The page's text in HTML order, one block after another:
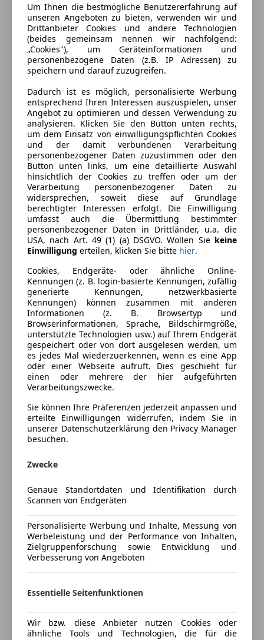
CO₂-Emissionen
0 g/km (komb.)
Ausstattung
Armlehne
Beheizbares Lenkrad
Berganfahrassistent
Einparkhilfe
Einparkhilfe Rückfahrkamera
Einparkhilfe Sensoren hinten
Einparkhilfe Sensoren vorne
Elektrische Fensterheber
Elektrische Seitenspiegel
Klimaanlage
Klimaautomatik
Lederlenkrad
Lichtsensor
Multifunktionslenkrad
Navigationssystem
Regensensor
Schlüssellose Zentralverriegelung
Sitzheizung
Start/Stop-Automatik
Tempomat
Unterhaltung/Media
Bluetooth
Bordcomputer
CD
Freisprecheinrichtung
Radio
ABS
Abstandstempomat
ESP
Isofix
LED-Scheinwerfer
Mehr anzeigen
Farbe und Innenausstattung
Außenfarbe
Weiß
Farbe laut Hersteller
Arctic White - weiß
Lackierung
Metallic
Farbe der
Innenausstattung
Schwarz
Innenausstattung Stoff
Fahrzeugbeschreibung
Dab Tuner, KEYLESS-GO, Adaptive Brake mit
Berganfahrtshilfe, Antischlupfregelung, Automatic,
Kindersitzbefestigung Isofix, Reifendruck-Kontrolle
Fahrzeug wird als Vorführwagen gefahren, daher
kann sich der Kilometerstand noch ändern.
Swoboda - Toyota
Profitieren Sie von den Swoboda Aktionspreisen an
Toyota Neu-/Vorführ- und Jungwagen auf unserer
Homepage.
Kontaktaufnahme, um die Verfügbarkeit des
ausgepriesenen Fahrzeuges am Standort
sicherzustellen.
Unsere Toyota Verkaufsberater:
447
Laakirchen (4664) - Herr Nikolas Trawöger - +43 (0)
Preisbewertung
Versicherung
anpassen
Um Ihnen die bestmögliche Benutzererfahrung auf
unseren Angeboten zu bieten, verwenden wir und
Drittanbieter Cookies und andere Technologien
(beides gemeinsam nennen wir nachfolgend:
„Cookies"), um Geräteinformationen und
personenbezogene Daten (z.B. IP Adressen) zu
speichern und darauf zuzugreifen.
Dadurch ist es möglich, personalisierte Werbung
entsprechend Ihren Interessen auszuspielen, unser
Angebot zu optimieren und dessen Verwendung zu
analysieren. Klicken Sie den Button unten rechts,
um dem Einsatz von einwilligungspflichten Cookies
und der damit verbundenen Verarbeitung
personenbezogener Daten zuzustimmen oder den
Button unten links, um eine detaillierte Auswahl
hinsichtlich der Cookies zu treffen oder um der
Verarbeitung personenbezogener Daten zu
widersprechen, soweit diese auf Grundlage
berechtigter Interessen erfolgt. Die Einwilligung
umfasst auch die Übermittlung bestimmter
personenbezogener Daten in Drittländer, u.a. die
USA, nach Art. 49 (1) (a) DSGVO. Wollen Sie keine
Einwilligung erteilen, klicken Sie bitte hier.
Cookies, Endgeräte- oder ähnliche Online-
Kennungen (z. B. login-basierte Kennungen, zufällig
generierte Kennungen, netzwerkbasierte
Kennungen) können zusammen mit anderen
Informationen (z. B. Browsertyp und
Browserinformationen, Sprache, Bildschirmgröße,
unterstützte Technologien usw.) auf Ihrem Endgerät
gespeichert oder von dort ausgelesen werden, um
es jedes Mal wiederzuerkennen, wenn es eine App
oder einer Webseite aufruft. Dies geschieht für
einen oder mehrere der hier aufgeführten
Verarbeitungszwecke.
Sie können Ihre Präferenzen jederzeit anpassen und
erteilte Einwilligungen widerrufen, indem Sie in
unserer Datenschutzerklärung den Privacy Manager
besuchen.
Zwecke
Genaue Standortdaten und Identifikation durch
Scannen von Endgeräten
Personalisierte Werbung und Inhalte, Messung von
Werbeleistung und der Performance von Inhalten,
Zielgruppenforschung sowie Entwicklung und
Verbesserung von Angeboten
Essentielle Seitenfunktionen
Wir bzw. diese Anbieter nutzen Cookies oder
ähnliche Tools und Technologien, die für die